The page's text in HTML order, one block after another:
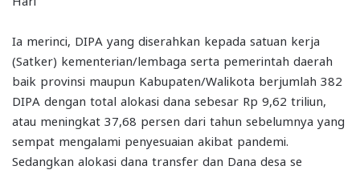
Ia merinci, DIPA yang diserahkan kepada satuan kerja
(Satker) kementerian/lembaga serta pemerintah daerah
baik provinsi maupun Kabupaten/Walikota berjumlah 382
DIPA dengan total alokasi dana sebesar Rp 9,62 triliun,
atau meningkat 37,68 persen dari tahun sebelumnya yang
sempat mengalami penyesuaian akibat pandemi.
Sedangkan alokasi dana transfer dan Dana desa se